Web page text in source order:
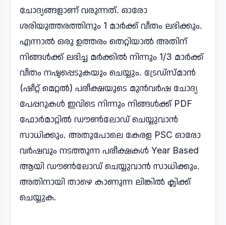
ചോദ്യങ്ങളാണ് വരുന്നത്. ഓരോ
ശരിയുത്തരത്തിനും 1 മാർക്ക് വീതം ലഭിക്കും.
എന്നാൽ ഒരു ഉത്തരം തെറ്റിയാൽ അതിന്
നിങ്ങൾക്ക് ലഭിച്ച മർക്കിൽ നിന്നും 1/3 മാർക്ക്
വീതം നഷ്ടപ്പെടുകയും ചെയ്യും. ട്രേഡ്സ്മാൻ
(ഷീറ്റ് മെറ്റൽ) പരീക്ഷയുടെ മുൻവർഷ ചോദ്യ
പേപ്പറുകൾ ഇവിടെ നിന്നും നിങ്ങൾക്ക് PDF
ഫോർമാറ്റിൽ ഡൗൺലോഡ് ചെയ്യുവാൻ
സാധിക്കും. അതുപോലെ കേരള PSC ഓരോ
വർഷവും നടത്തുന്ന പരീക്ഷകൾ Year Based
ആയി ഡൗൺലോഡ് ചെയ്യുവാൻ സാധിക്കും.
അതിനായി താഴെ കാണുന്ന ലിങ്കിൽ ക്ലിക്ക്
ചെയ്യുക.